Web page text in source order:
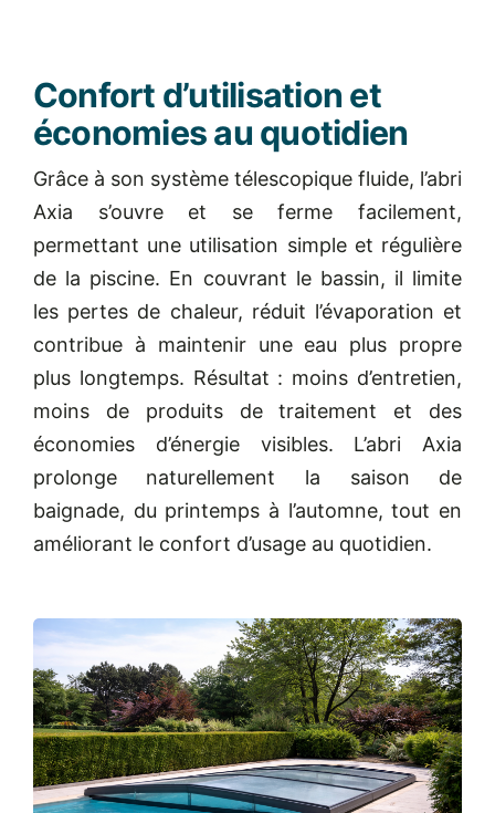
Confort d’utilisation et
économies au quotidien
Grâce à son système télescopique fluide, l’abri
Axia s’ouvre et se ferme facilement,
permettant une utilisation simple et régulière
de la piscine. En couvrant le bassin, il limite
les pertes de chaleur, réduit l’évaporation et
contribue à maintenir une eau plus propre
plus longtemps. Résultat : moins d’entretien,
moins de produits de traitement et des
économies d’énergie visibles. L’abri Axia
prolonge naturellement la saison de
baignade, du printemps à l’automne, tout en
améliorant le confort d’usage au quotidien.